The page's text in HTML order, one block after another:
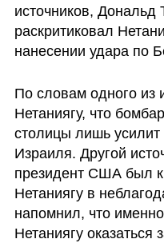
источников, Дональд
раскритиковал
нанесении удара по
По словам одного из
Нетаниягу, что
столицы лишь
Израиля. Другой
президент США был
Нетаниягу в
напомнил, что
Нетаниягу оказаться